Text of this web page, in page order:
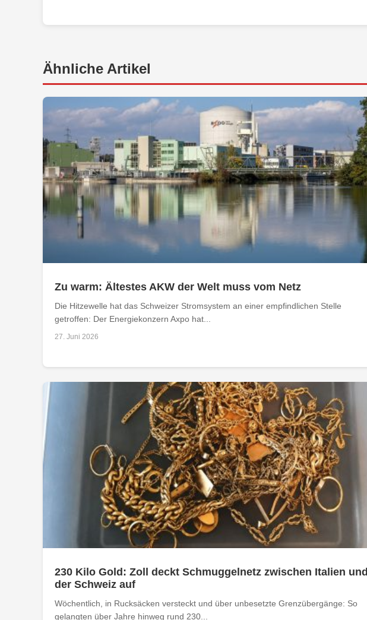
Ähnliche Artikel
Zu warm: Ältestes AKW der Welt muss vom Netz
Die Hitzewelle hat das Schweizer Stromsystem an einer empfindlichen Stelle
getroffen: Der Energiekonzern Axpo hat...
27. Juni 2026
230 Kilo Gold: Zoll deckt Schmuggelnetz zwischen Italien und
der Schweiz auf
Wöchentlich, in Rucksäcken versteckt und über unbesetzte Grenzübergänge: So
gelangten über Jahre hinweg rund 230...